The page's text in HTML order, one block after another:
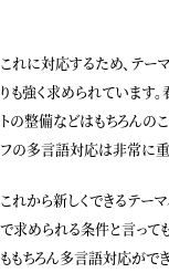
これに対応するため、テ
りも強く求められています
トの整備などはもちろんの
フの多言語対応は非常に重
これから新しくできるテ
で求められる条件と言って
ももちろん多言語対応がで